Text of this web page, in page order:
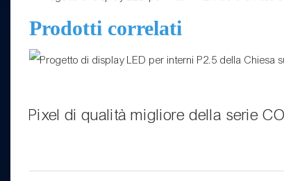
Prodotti correlati
Pixel di qualità migliore della serie